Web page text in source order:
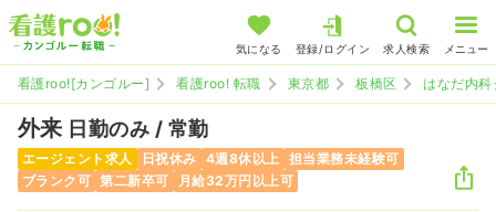
気になる 登録/ログイン 求人検索 メニュー
看護roo![カンゴルー] 看護roo! 転職 東京都 板橋区 はなだ内
外来 日勤のみ / 常勤
エージェント求人 日祝休み 4週8休以上 担当業務未経験可
ブランク可 第二新卒可 月給32万円以上可